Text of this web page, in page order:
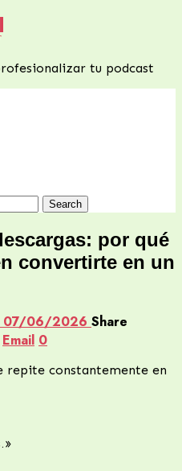
tu podcast
por qué
convertirte en un
07/06/2026 Share
Email 0
repite constantemente en